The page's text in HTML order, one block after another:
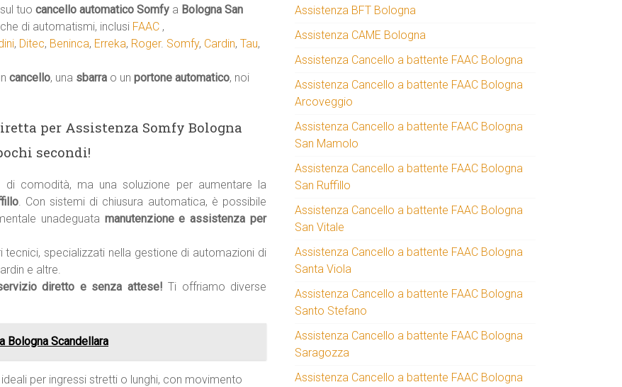
sul tuo cancello automatico Somfy a Bologna San
di automatismi, inclusi FAAC ,
, Ditec, Beninca, Erreka, Roger. Somfy, Cardin, Tau,
cancello, una sbarra o un portone automatico, noi
per Assistenza Somfy Bologna
secondi!
comodità, ma una soluzione per aumentare la
. Con sistemi di chiusura automatica, è possibile
unadeguata manutenzione e assistenza per
tecnici, specializzati nella gestione di automazioni di
e altre.
diretto e senza attese! Ti offriamo diverse
Bologna Scandellara
ideali per ingressi stretti o lunghi, con movimento
Assistenza BFT Bologna
Assistenza CAME Bologna
Assistenza Cancello a battente FAAC Bologna
Assistenza Cancello a battente FAAC Bologna
Arcoveggio
Assistenza Cancello a battente FAAC Bologna
San Mamolo
Assistenza Cancello a battente FAAC Bologna
San Ruffillo
Assistenza Cancello a battente FAAC Bologna
San Vitale
Assistenza Cancello a battente FAAC Bologna
Santa Viola
Assistenza Cancello a battente FAAC Bologna
Santo Stefano
Assistenza Cancello a battente FAAC Bologna
Saragozza
Assistenza Cancello a battente FAAC Bologna